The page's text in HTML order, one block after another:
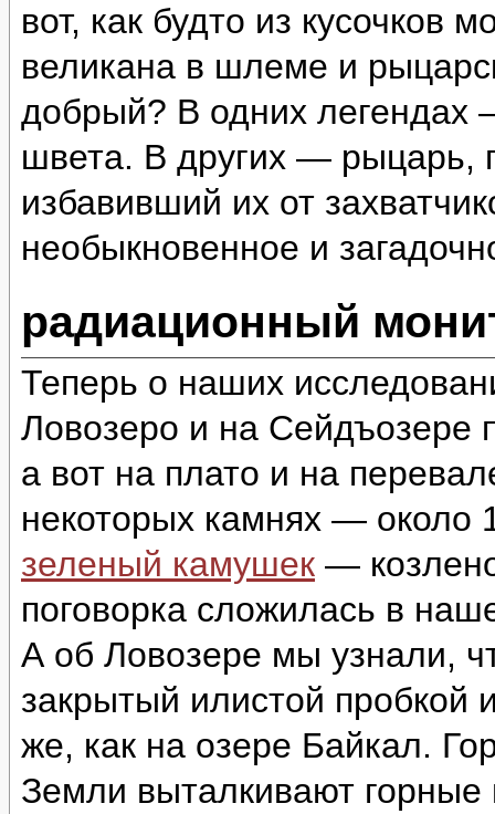
вот, как будто из кусочков
великана в шлеме и
добрый? В одних
швета. В других —
избавивший их от
необыкновенное и
радиационный
Теперь о наших
Ловозеро и на Сейдъозере
а вот на плато и на
некоторых камнях — около
зеленый камушек —
поговорка сложилась в
А об Ловозере мы узнали,
закрытый илистой пробкой
же, как на озере Байкал.
Земли выталкивают